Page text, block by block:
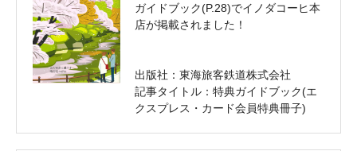
ガイドブック(P.28)でイノダコーヒ本
店が掲載されました！
出版社：東海旅客鉄道株式会社
記事タイトル：特典ガイドブック(エ
クスプレス・カード会員特典冊子)